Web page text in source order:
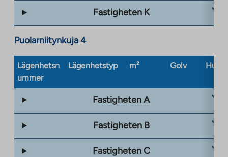
Fastigheten K
Puolarniitynkuja 4
Lägenhetsn
ummer
Lägenhetstyp m² Golv
Fastigheten A
Fastigheten B
Fastigheten C